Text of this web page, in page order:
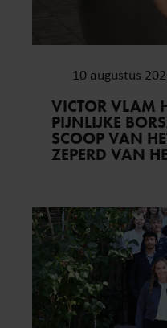
10 augustus
VICTOR VLAM
PIJNLIJKE
SCOOP VAN
ZEPERD VAN